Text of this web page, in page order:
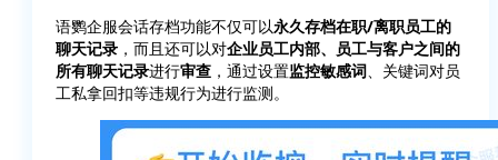
语鹦企服会话存档功能不仅可以永久存档在职/离职员工的
聊天记录 ，而且还可以对企业员工内部、员工与客户之间的
所有聊天记录进行审查 ，通过设置监控敏感词、关键词对员
工私拿回扣等违规行为进行监测。